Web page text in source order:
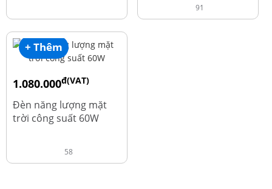
91
+ Thêm
1.080.000đ(VAT)
Đèn năng lượng mặt
trời công suất 60W
58